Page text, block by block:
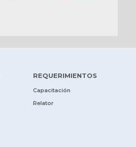
REQUERIMIENTOS
Capacitación
Relator